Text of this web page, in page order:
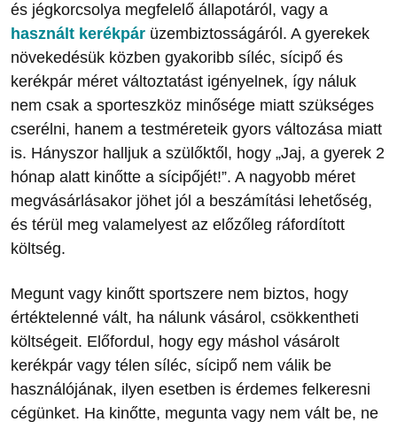
és jégkorcsolya megfelelő állapotáról, vagy a
használt kerékpár üzembiztosságáról. A gyerekek
növekedésük közben gyakoribb síléc, sícipő és
kerékpár méret változtatást igényelnek, így náluk
nem csak a sporteszköz minősége miatt szükséges
cserélni, hanem a testméreteik gyors változása miatt
is. Hányszor halljuk a szülőktől, hogy „Jaj, a gyerek 2
hónap alatt kinőtte a sícipőjét!”. A nagyobb méret
megvásárlásakor jöhet jól a beszámítási lehetőség,
és térül meg valamelyest az előzőleg ráfordított
költség.
Megunt vagy kinőtt sportszere nem biztos, hogy
értéktelenné vált, ha nálunk vásárol, csökkentheti
költségeit. Előfordul, hogy egy máshol vásárolt
kerékpár vagy télen síléc, sícipő nem válik be
használójának, ilyen esetben is érdemes felkeresni
cégünket. Ha kinőtte, megunta vagy nem vált be, ne